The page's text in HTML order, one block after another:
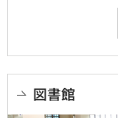
図書館